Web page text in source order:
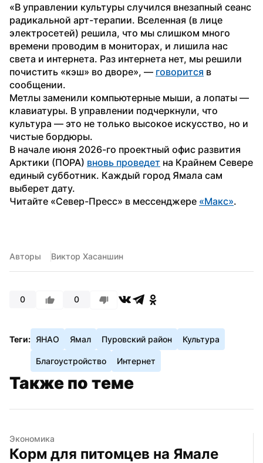
«В управлении культуры случился внезапный сеанс
радикальной арт-терапии. Вселенная (в лице
электросетей) решила, что мы слишком много
времени проводим в мониторах, и лишила нас
света и интернета. Раз интернета нет, мы решили
почистить «кэш» во дворе», — говорится в
сообщении.
Метлы заменили компьютерные мыши, а лопаты —
клавиатуры. В управлении подчеркнули, что
культура — это не только высокое искусство, но и
чистые бордюры.
В начале июня 2026-го проектный офис развития
Арктики (ПОРА) вновь проведет на Крайнем Севере
единый субботник. Каждый город Ямала сам
выберет дату.
Читайте «Север-Пресс» в мессенджере «Макс».
Авторы Виктор Хасаншин
0 0
Теги: ЯНАО Ямал Пуровский район Культура
Благоустройство Интернет
Также по теме
Экономика
Корм для питомцев на Ямале